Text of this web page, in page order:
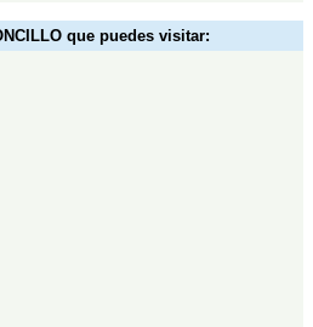
que puedes visitar: